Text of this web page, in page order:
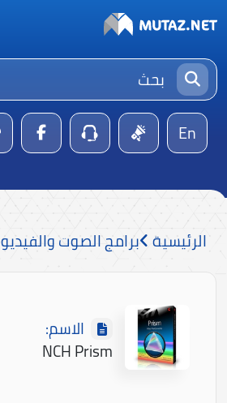
En
الرئيسية برامج الصوت والفيديو
الاسم:
NCH Prism